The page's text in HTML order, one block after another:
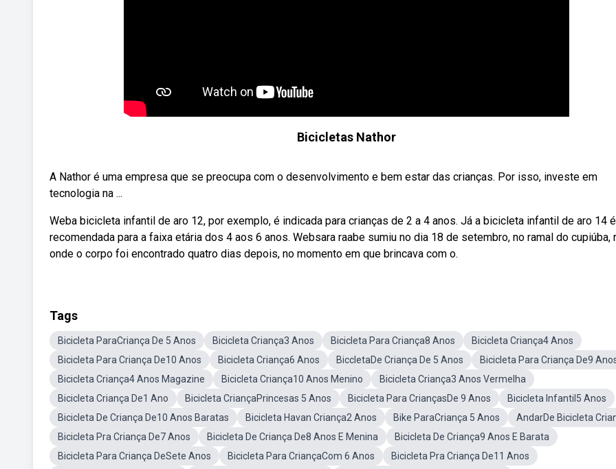
Bicicletas Nathor
A Nathor é uma empresa que se preocupa com o desenvolvimento e bem estar das crianças. Por isso, investe em
tecnologia na ...
Weba bicicleta infantil de aro 12, por exemplo, é indicada para crianças de 2 a 4 anos. Já a bicicleta infantil de aro 14 é
recomendada para a faixa etária dos 4 aos 6 anos. Websara raabe sumiu no dia 18 de setembro, no ramal do cupiúba,
onde o corpo foi encontrado quatro dias depois, no momento em que brincava com o.
Tags
Bicicleta ParaCriança De 5 Anos Bicicleta Criança3 Anos Bicicleta Para Criança8 Anos
Bicicleta Criança4 Anos
Bicicleta Para Criança De10 Anos
Bicicleta Criança6 Anos BiccletaDe Criança De 5 Anos
Bicicleta Para Criança De9
Bicicleta Criança4 Anos Magazine
Bicicleta Criança10 Anos Menino
Bicicleta Criança3 Anos Vermelha
Bicicleta Criança De1 Ano
Bicicleta CriançaPrincesas 5 Anos Bicicleta Para CriançasDe 9 Anos
Bicicleta Infantil5 Anos
Bicicleta De Criança De10 Anos Baratas
Bicicleta Havan Criança2 Anos Bike ParaCriança 5 Anos
AndarDe Bicicleta
Bicicleta Pra Criança De7 Anos
Bicicleta De Criança De8 Anos E Menina
Bicicleta De Criança9 Anos E Barata
Bicicleta Para Criança DeSete Anos
Bicicleta Para CriançaCom 6 Anos
Bicicleta Pra Criança De11 Anos